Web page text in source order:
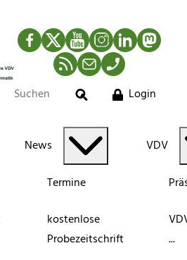
Facebook
TwitterYouTubeInstagram
LinkedIn
RSS-Newsfeed
MailTelefon
Suche
Login
News
Termine
kostenlose
Probezeitschrift
VDV
...